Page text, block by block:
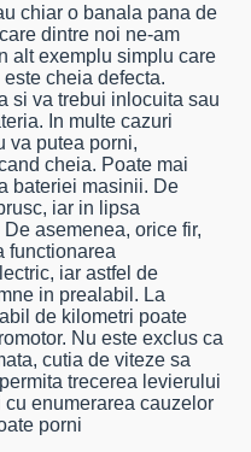
chiar o banala pana de
dintre noi ne-am
alt exemplu simplu care
cheia defecta.
si va trebui inlocuita sau
In multe cazuri
va putea porni,
cheia. Poate mai
bateriei masinii. De
iar in lipsa
asemenea, orice fir,
functionarea
iar astfel de
in prealabil. La
de kilometri poate
Nu este exclus ca
cutia de viteze sa
trecerea levierului
enumerarea cauzelor
porni